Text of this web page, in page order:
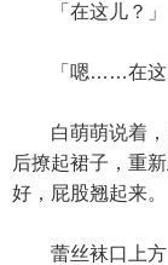
「在这儿？」
「嗯……在这
白萌萌说着，
后撩起裙子，重
好，屁股翘起来。
蕾丝袜口上方